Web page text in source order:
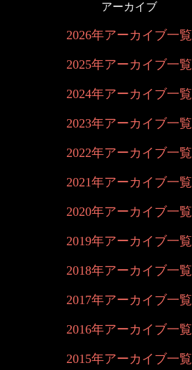
アーカイブ
2026年アーカイブ一覧
2025年アーカイブ一覧
2024年アーカイブ一覧
2023年アーカイブ一覧
2022年アーカイブ一覧
2021年アーカイブ一覧
2020年アーカイブ一覧
2019年アーカイブ一覧
2018年アーカイブ一覧
2017年アーカイブ一覧
2016年アーカイブ一覧
2015年アーカイブ一覧